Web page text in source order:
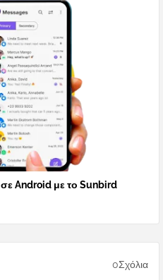
σε Android με το Sunbird
0Σχόλια